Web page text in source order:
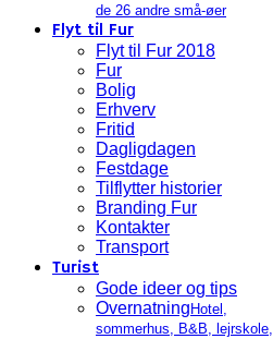
de 26 andre små-øer
Flyt til Fur
Flyt til Fur 2018
Fur
Bolig
Erhverv
Fritid
Dagligdagen
Festdage
Tilflytter historier
Branding Fur
Kontakter
Transport
Turist
Gode ideer og tips
Overnatning Hotel,
sommerhus, B&B, lejrskole,